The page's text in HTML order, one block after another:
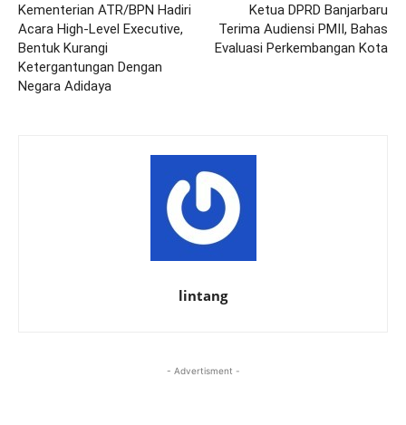
Kementerian ATR/BPN Hadiri
Acara High-Level Executive,
Bentuk Kurangi
Ketergantungan Dengan
Negara Adidaya
Ketua DPRD Banjarbaru
Terima Audiensi PMII, Bahas
Evaluasi Perkembangan Kota
lintang
- Advertisment -